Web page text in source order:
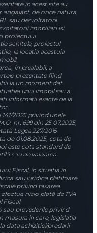
in acest site au
de orice natura,
sau dezvoltatorii
imobiliari isi
proiectului
schitele, proiectul
la locatia acestuia,
în prealabil, a
prezentate fiind
la un moment dat.
unui imobil sau a
informatii exacte de la
2025 privind unele
nr. 699 din 25.07.2025,
Legea 227/2015
de 01.08.2025, cota de
este cota standard de
sau de valoarea
Fiscal, in situatia in
sau juridica platitoare
privind taxarea
nicio plată de TVA
Fiscal.
sau prevederile privind
masura in care, legislatia
data achizitiei/predarii